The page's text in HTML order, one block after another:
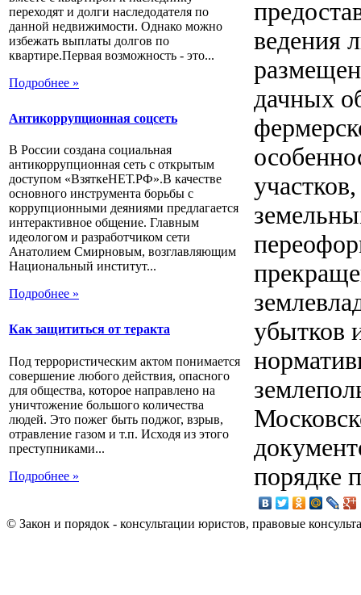
переходят и долги наследодателя по
данной недвижимости. Однако можно
избежать выплаты долгов по
квартире.Первая возможность - это...
Подробнее »
Антикоррупционная соцсеть
В России создана социальная
антикоррупционная сеть с открытым
доступом «ВзяткеНЕТ.РФ».В качестве
основного инструмента борьбы с
коррупционными деяниями предлагается
интерактивное общение. Главным
идеологом и разработчиком сети
Анатолием Смирновым, возглавляющим
Национальный институт...
Подробнее »
Как защититься от теракта
Под террористическим актом понимается
совершение любого действия, опасного
для общества, которое направлено на
уничтожение большого количества
людей. Это пожег быть поджог, взрыв,
отравление газом и т.п. Исходя из этого
преступниками...
Подробнее »
ведения
дачных
убытков
порядке
© Закон и порядок - консультации юристов, правовые